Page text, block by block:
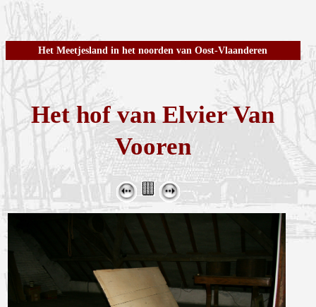
Het Meetjesland in het noorden van Oost-Vlaanderen
Het hof van Elvier Van
Vooren